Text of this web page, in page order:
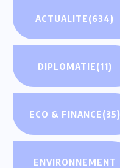
ACTUALITE(634)
DIPLOMATIE(11)
ECO & FINANCE(35)
ENVIRONNEMENT